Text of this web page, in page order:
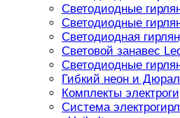
Светодиодные
Светодиодные
Светодиодная
Световой занавес
Светодиодные
Гибкий неон и
Комплекты
Система